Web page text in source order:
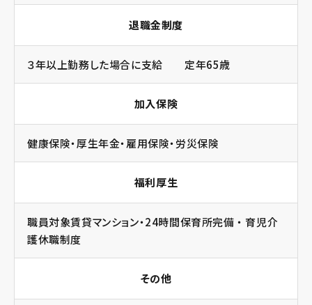
退職金制度
３年以上勤務した場合に支給 定年65歳
加入保険
健康保険・厚生年金・雇用保険・労災保険
福利厚生
職員対象賃貸マンション・24時間保育所完備 ・ 育児介
護休職制度
その他